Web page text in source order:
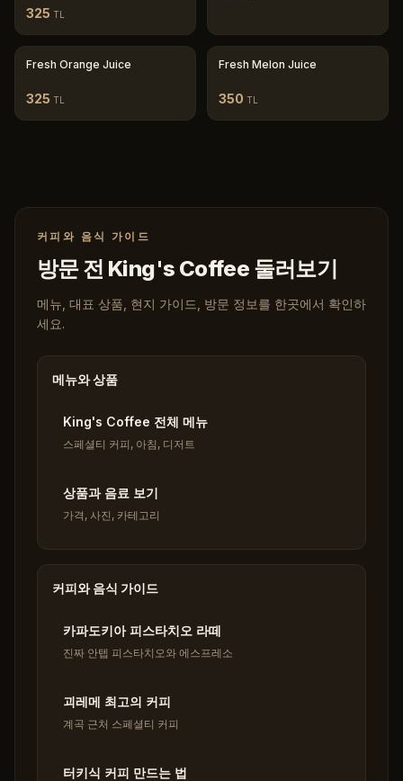
325 TL
Fresh Orange Juice
325 TL
Fresh Melon Juice
350 TL
커피와 음식 가이드
방문 전 King's Coffee 둘러보기
메뉴, 대표 상품, 현지 가이드, 방문 정보를 한곳에서 확인하
세요.
메뉴와 상품
King's Coffee 전체 메뉴
스페셜티 커피, 아침, 디저트
상품과 음료 보기
가격, 사진, 카테고리
커피와 음식 가이드
카파도키아 피스타치오 라떼
진짜 안텝 피스타치오와 에스프레소
괴레메 최고의 커피
계곡 근처 스페셜티 커피
터키식 커피 만드는 법